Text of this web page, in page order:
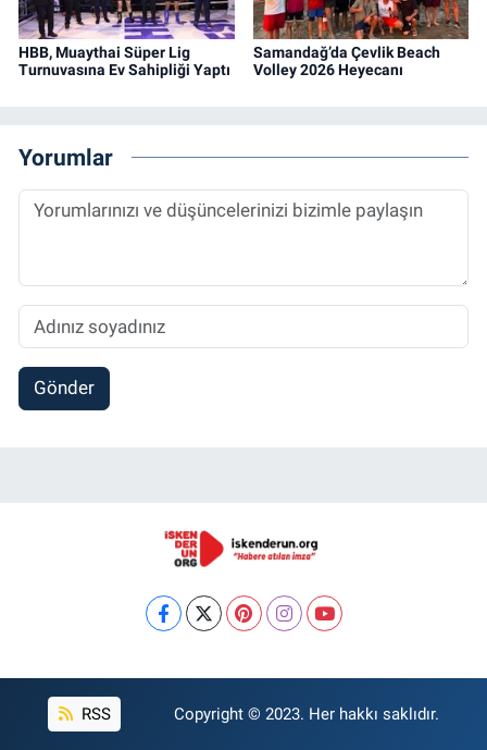
HBB, Muaythai Süper Lig
Turnuvasına Ev Sahipliği Yaptı
Samandağ’da Çevlik Beach
Volley 2026 Heyecanı
Yorumlar
Gönder
RSS Copyright © 2023. Her hakkı saklıdır.